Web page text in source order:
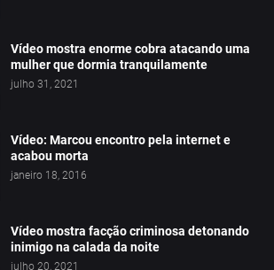
Vídeo mostra enorme cobra atacando uma
mulher que dormia tranquilamente
julho 31, 2021
Vídeo: Marcou encontro pela internet e
acabou morta
janeiro 18, 2016
Vídeo mostra facção criminosa detonando
inimigo na calada da noite
julho 20, 2021